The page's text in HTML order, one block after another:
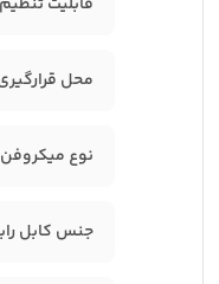
محل
نوع میکروفن
جنس کابل